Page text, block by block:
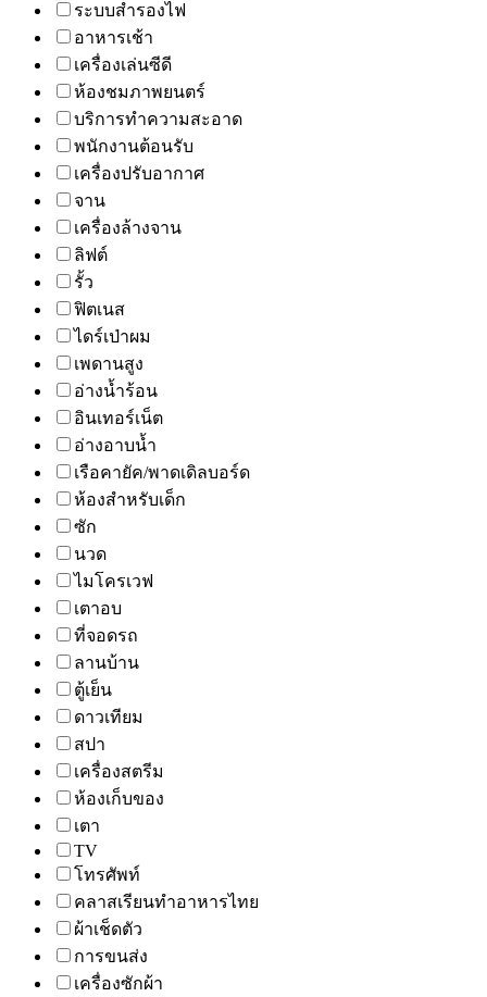
ระบบสำรองไฟ
อาหารเช้า
เครื่องเล่นซีดี
ห้องชมภาพยนตร์
บริการทำความสะอาด
พนักงานต้อนรับ
เครื่องปรับอากาศ
จาน
เครื่องล้างจาน
ลิฟต์
รั้ว
ฟิตเนส
ไดร์เป่าผม
เพดานสูง
อ่างน้ำร้อน
อินเทอร์เน็ต
อ่างอาบน้ำ
เรือคายัค/พาดเดิลบอร์ด
ห้องสำหรับเด็ก
ซัก
นวด
ไมโครเวฟ
เตาอบ
ที่จอดรถ
ลานบ้าน
ตู้เย็น
ดาวเทียม
สปา
เครื่องสตรีม
ห้องเก็บของ
เตา
TV
โทรศัพท์
คลาสเรียนทำอาหารไทย
ผ้าเช็ดตัว
การขนส่ง
เครื่องซักผ้า